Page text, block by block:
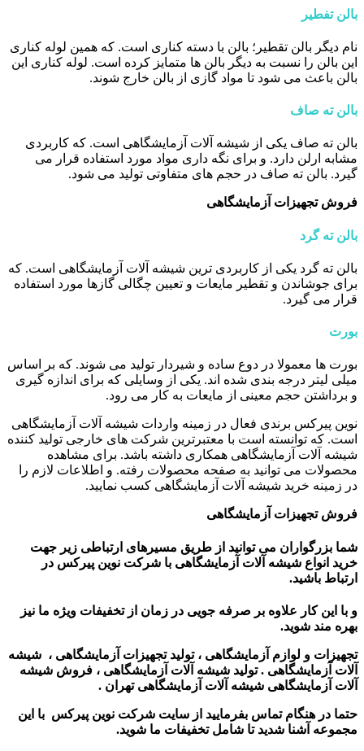
بالن تفطیر
نام دیگر بالن تقطیر؛ بالن با دسته کناری است. که همین لوله کناری
این بالن را نسبت به دیگر بالن ها متمایز کرده است. لوله کناری این
بالن باعث می شود تا مواد گازی از بالن خارج شوند.
بالن ته صاف
بالن ته صاف یکی از شیشه آلات آزمایشگاهی است. که کاربردی
مشابه ارلن دارد. و برای نگه داری مواد مورد استفاده قرار می
گیرد. بالن ته صاف در حجم های متفاوتی تولید می شود.
فروش تجهیزات آزمایشگاهی
بالن ته گرد
بالن ته گرد یکی از کاربردی ترین شیشه آلات آزمایشگاهی است. که
برای جوشاندن و تقطیر مایعات و تعیین چگالی گازها مورد استفاده
قرار می گیرد.
بورت
بورت ها معمولا در دوع ساده و شیردار تولید می شوند. که بر اساس
میلی لیتر درجه بندی شده اند. یکی از وسایلی که برای اندازه گیری
و برداشتن حجم معینی از مایعات به کار می رود.
نوین پیرکس برندی فعال در زمینه واردات شیشه آلات آزمایشگاهی
است. که توانسته است با معتبرترین شرکت های خارجی تولید کننده
شیشه آلات آزمایشگاهی همکاری داشته باشد. برای مشاهده
محصولات می توانید به صفحه محصولات رفته. و اطلاعات لازم را
در زمینه خرید شیشه آلات آزمایشگاهی کسب نمایید.
فروش تجهیزات آزمایشگاهی
شما بزرگواران می توانید از طریق مسیرهای ارتباطی زیر جهت
خرید انواع شیشه آلات آزمایشگاهی با شرکت نوین پیرکس در
ارتباط باشید.
و با این کار علاوه بر صرفه جویی در زمان از تخفیفات ویژه ما نیز
بهره مند شوید.
تجهیزات و لوازم آزمایشگاهی ، تولید تجهیزات آزمایشگاهی ، شیشه
آلات آزمایشگاهی . تولید شیشه آلات آزمایشگاهی ، فروش شیشه
آلات آزمایشگاهی شیشه آلات آزمایشگاهی تهران .
حتما در هنگام تماس بفرمایید از سایت شرکت نوین پیرکس با این
مجموعه آشنا شدید تا شامل تخفیفات ما شوید.